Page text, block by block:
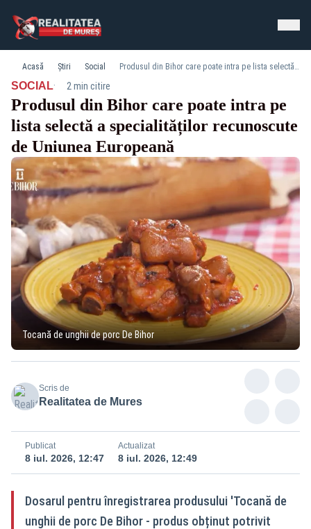
Acasă Știri Social Produsul din Bihor care poate intra pe lista selectă a specialităților recunoscute de Uniunea Europeană
SOCIAL· 2 min citire
Produsul din Bihor care poate intra pe
lista selectă a specialităților recunoscute
de Uniunea Europeană
Tocană de unghii de porc De Bihor
Scris de
Realitatea de Mures
Publicat
8 iul. 2026, 12:47
Actualizat
8 iul. 2026, 12:49
Dosarul pentru înregistrarea produsului 'Tocană de
unghii de porc De Bihor - produs obținut potrivit